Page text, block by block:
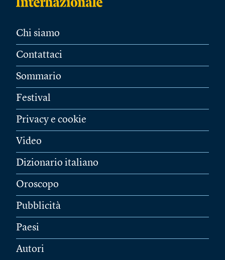
Chi siamo
Contattaci
Sommario
Festival
Privacy e cookie
Video
Dizionario italiano
Oroscopo
Pubblicità
Paesi
Autori